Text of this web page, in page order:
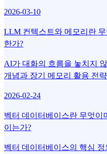
2026-03-10
LLM 컨텍스트와 메모리란
한가?
AI가 대화의 흐름을 놓치지
개념과 장기 메모리 활용 전
2026-02-24
벡터 데이터베이스란 무엇이
이는가?
벡터 데이터베이스의 핵심